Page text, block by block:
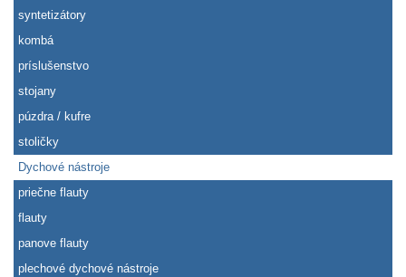
syntetizátory
kombá
príslušenstvo
stojany
púzdra / kufre
stoličky
Dychové nástroje
priečne flauty
flauty
panove flauty
plechové dychové nástroje